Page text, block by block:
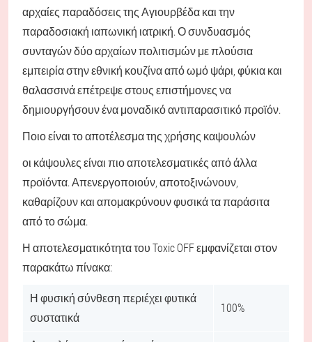
αρχαίες παραδόσεις της Αγιουρβέδα και την
παραδοσιακή ιαπωνική ιατρική. Ο συνδυασμός
συνταγών δύο αρχαίων πολιτισμών με πλούσια
εμπειρία στην εθνική κουζίνα από ωμό ψάρι, φύκια και
θαλασσινά επέτρεψε στους επιστήμονες να
δημιουργήσουν ένα μοναδικό αντιπαρασιτικό προϊόν.
Ποιο είναι το αποτέλεσμα της χρήσης καψουλών
οι κάψουλες είναι πιο αποτελεσματικές από άλλα
προϊόντα. Απενεργοποιούν, αποτοξινώνουν,
καθαρίζουν και απομακρύνουν φυσικά τα παράσιτα
από το σώμα.
Η αποτελεσματικότητα του Toxic OFF εμφανίζεται στον
παρακάτω πίνακα:
Η φυσική σύνθεση περιέχει φυτικά
συστατικά
100%